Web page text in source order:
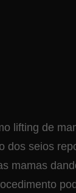
lifting de
dos seios
mamas